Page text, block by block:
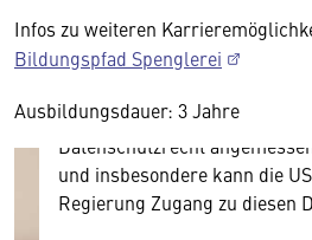
Infos zu weiteren
Bildungspfad Spenglerei
Ausbildungsdauer: 3 Jahre
personenbezogene
und Nutzerverhalten mitunter
Diese Daten unterliegen
Datenschutzrecht
und insbesondere kann die
Regierung Zugang zu diesen